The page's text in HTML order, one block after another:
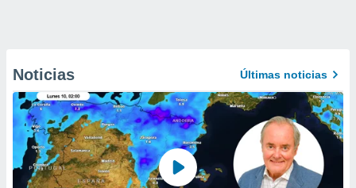
Noticias Últimas noticias